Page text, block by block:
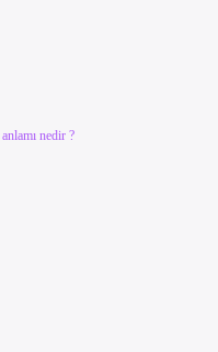
nedir ?